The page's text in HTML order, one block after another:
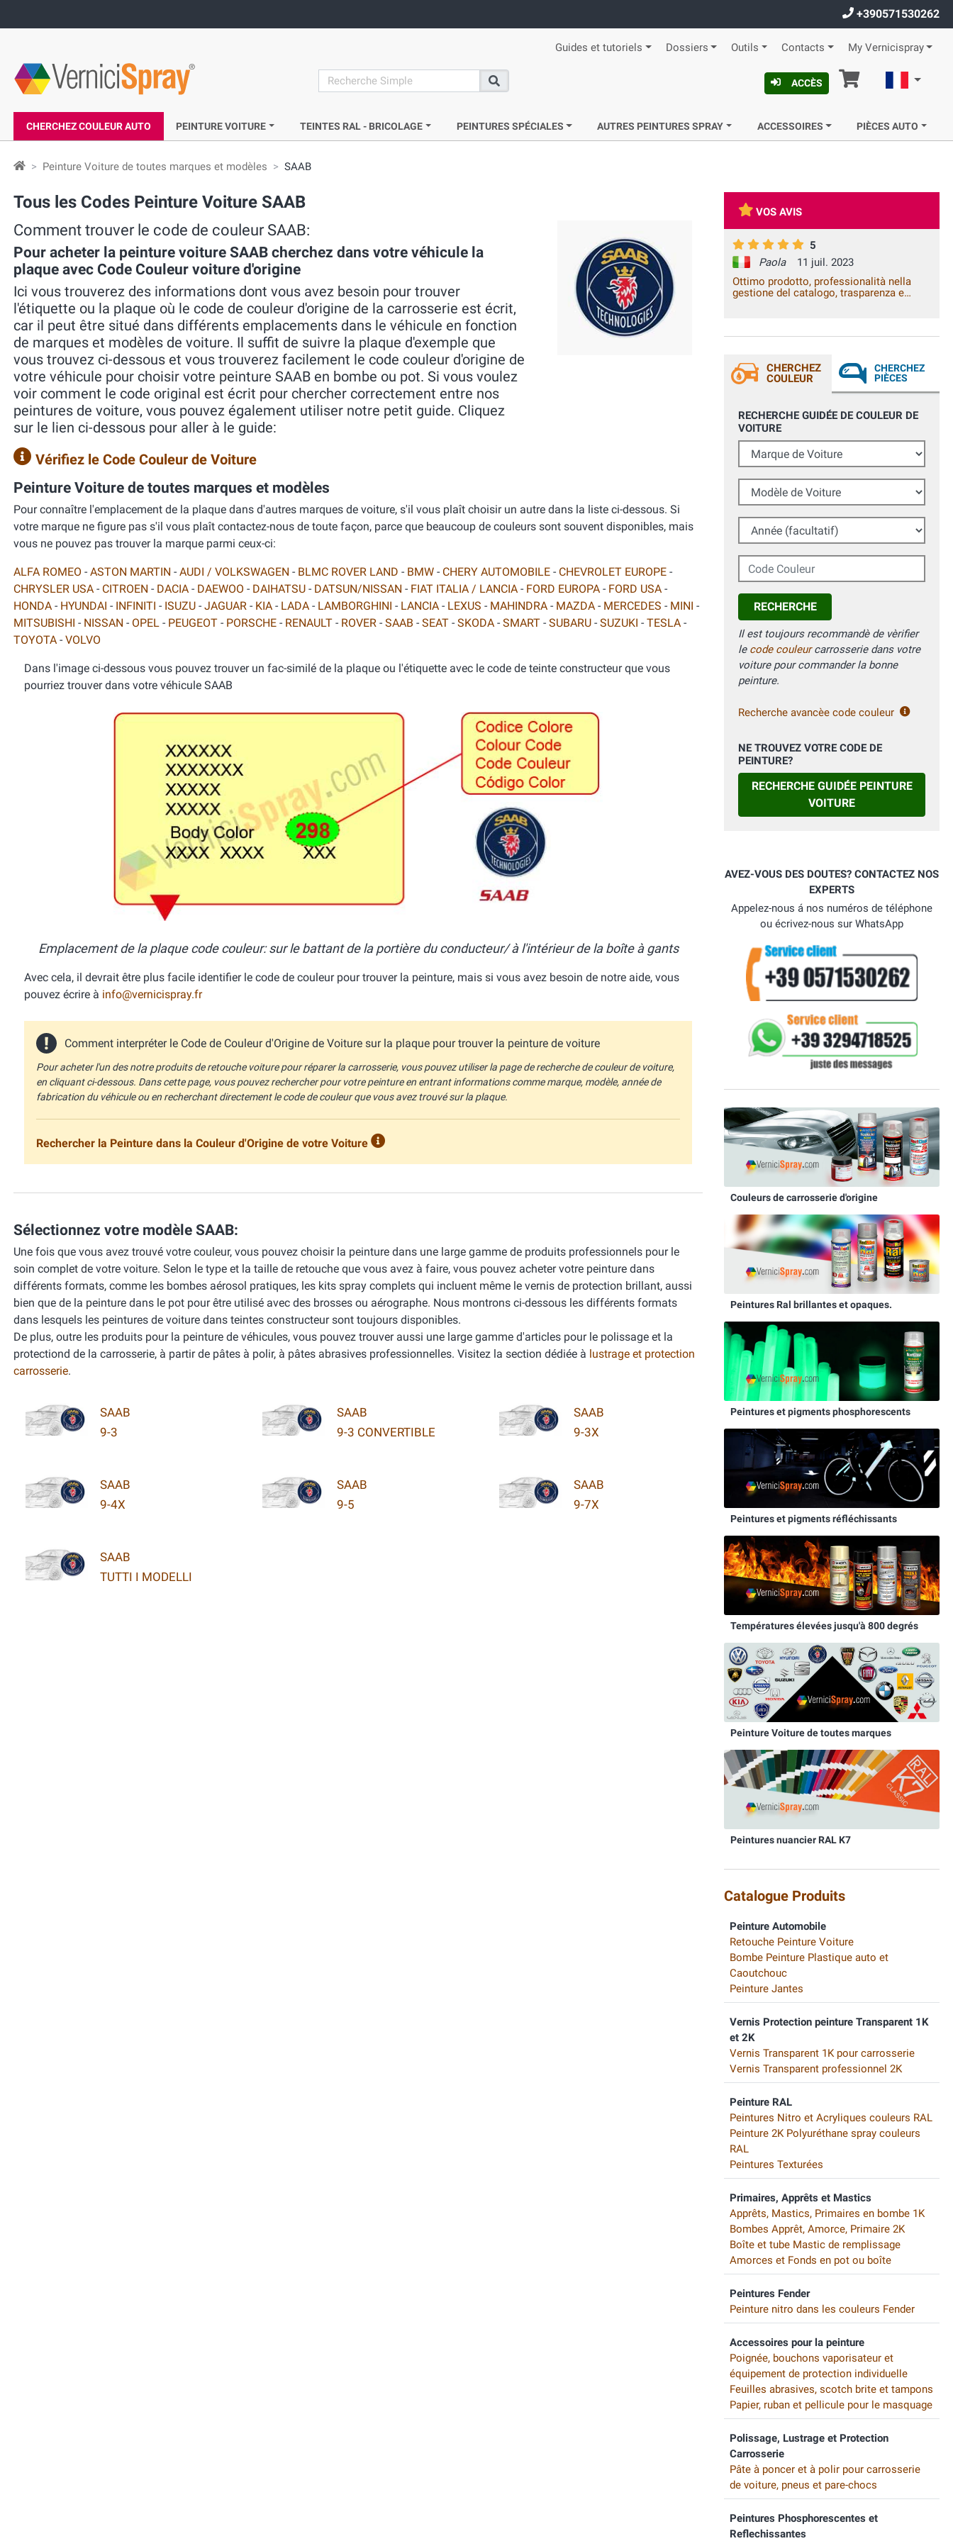
+390571530262
Guides et tutoriels Dossiers Outils Contacts My Vernicispray
search
Recherche
ACCÈS Panier
CHERCHEZ COULEUR AUTO PEINTURE VOITURE TEINTES RAL - BRICOLAGE PEINTURES SPÉCIALES AUTRES PEINTURES SPRAY ACCESSOIRES PIÈCES AUTO
Peinture Voiture de toutes marques et modèles SAAB
Tous les Codes Peinture Voiture SAAB
Comment trouver le code de couleur SAAB:
Pour acheter la peinture voiture SAAB cherchez dans votre véhicule la
plaque avec Code Couleur voiture d'origine
Ici vous trouverez des informations dont vous avez besoin pour trouver
l'étiquette ou la plaque où le code de couleur d'origine de la carrosserie est écrit,
car il peut être situé dans différents emplacements dans le véhicule en fonction
de marques et modèles de voiture. Il suffit de suivre la plaque d'exemple que
vous trouvez ci-dessous et vous trouverez facilement le code couleur d'origine de
votre véhicule pour choisir votre peinture SAAB en bombe ou pot. Si vous voulez
voir comment le code original est écrit pour chercher correctement entre nos
peintures de voiture, vous pouvez également utiliser notre petit guide. Cliquez
sur le lien ci-dessous pour aller à le guide:
Vérifiez le Code Couleur de Voiture
Peinture Voiture de toutes marques et modèles
Pour connaître l'emplacement de la plaque dans d'autres marques de voiture, s'il vous plaît choisir un autre dans la liste ci-dessous. Si
votre marque ne figure pas s'il vous plaît contactez-nous de toute façon, parce que beaucoup de couleurs sont souvent disponibles, mais
vous ne pouvez pas trouver la marque parmi ceux-ci:
ALFA ROMEO - ASTON MARTIN - AUDI / VOLKSWAGEN - BLMC ROVER LAND - BMW - CHERY AUTOMOBILE - CHEVROLET EUROPE -
CHRYSLER USA - CITROEN - DACIA - DAEWOO - DAIHATSU - DATSUN/NISSAN - FIAT ITALIA / LANCIA - FORD EUROPA - FORD USA -
HONDA - HYUNDAI - INFINITI - ISUZU - JAGUAR - KIA - LADA - LAMBORGHINI - LANCIA - LEXUS - MAHINDRA - MAZDA - MERCEDES - MINI -
MITSUBISHI - NISSAN - OPEL - PEUGEOT - PORSCHE - RENAULT - ROVER - SAAB - SEAT - SKODA - SMART - SUBARU - SUZUKI - TESLA -
TOYOTA - VOLVO
Dans l'image ci-dessous vous pouvez trouver un fac-similé de la plaque ou l'étiquette avec le code de teinte constructeur que vous
pourriez trouver dans votre véhicule SAAB
Emplacement de la plaque code couleur: sur le battant de la portière du conducteur/ à l'intérieur de la boîte à gants
Avec cela, il devrait être plus facile identifier le code de couleur pour trouver la peinture, mais si vous avez besoin de notre aide, vous
pouvez écrire à info@vernicispray.fr
Comment interpréter le Code de Couleur d'Origine de Voiture sur la plaque pour trouver la peinture de voiture
Pour acheter l'un des notre produits de retouche voiture pour réparer la carrosserie, vous pouvez utiliser la page de recherche de couleur de voiture,
en cliquant ci-dessous. Dans cette page, vous pouvez rechercher pour votre peinture en entrant informations comme marque, modèle, année de
fabrication du véhicule ou en recherchant directement le code de couleur que vous avez trouvé sur la plaque.
Rechercher la Peinture dans la Couleur d'Origine de votre Voiture
Sélectionnez votre modèle SAAB:
Une fois que vous avez trouvé votre couleur, vous pouvez choisir la peinture dans une large gamme de produits professionnels pour le
soin complet de votre voiture. Selon le type et la taille de retouche que vous avez à faire, vous pouvez acheter votre peinture dans
différents formats, comme les bombes aérosol pratiques, les kits spray complets qui incluent même le vernis de protection brillant, aussi
bien que de la peinture dans le pot pour être utilisé avec des brosses ou aérographe. Nous montrons ci-dessous les différents formats
dans lesquels les peintures de voiture dans teintes constructeur sont toujours disponibles.
De plus, outre les produits pour la peinture de véhicules, vous pouvez trouver aussi une large gamme d'articles pour le polissage et la
protectiond de la carrosserie, à partir de pâtes à polir, à pâtes abrasives professionnelles. Visitez la section dédiée à lustrage et protection
carrosserie.
SAAB
9-3
SAAB
9-3 CONVERTIBLE
SAAB
9-3X
SAAB
9-4X
SAAB
9-5
SAAB
9-7X
SAAB
TUTTI I MODELLI
VOS AVIS
5
Paola
11 juil. 2023
Ottimo prodotto, professionalità nella
gestione del catalogo, trasparenza e
CHERCHEZ
COULEUR
CHERCHEZ
PIÈCES
RECHERCHE GUIDÉE DE COULEUR DE
VOITURE
Marque de Voiture
Modèle de Voiture
Année (facultatif)
Code Couleur
RECHERCHE
Il est toujours recommandè de vèrifier
le code couleurcarrosserie dans votre
voiture pour commander la bonne
peinture.
Recherche avancèe code couleur
NE TROUVEZ VOTRE CODE DE
PEINTURE?
RECHERCHE GUIDÉE PEINTURE
VOITURE
AVEZ-VOUS DES DOUTES? CONTACTEZ NOS
EXPERTS
Appelez-nous á nos numéros de téléphone
ou écrivez-nous sur WhatsApp
Couleurs de carrosserie d'origine
Peintures Ral brillantes et opaques.
Peintures et pigments phosphorescents
Peintures et pigments réfléchissants
Températures élevées jusqu'à 800 degrés
Peinture Voiture de toutes marques
Peintures nuancier RAL K7
Catalogue Produits
Peinture Automobile
Retouche Peinture Voiture
Bombe Peinture Plastique auto et
Caoutchouc
Peinture Jantes
Vernis Protection peinture Transparent 1K
et 2K
Vernis Transparent 1K pour carrosserie
Vernis Transparent professionnel 2K
Peinture RAL
Peintures Nitro et Acryliques couleurs RAL
Peinture 2K Polyuréthane spray couleurs
RAL
Peintures Texturées
Primaires, Apprêts et Mastics
Apprêts, Mastics, Primaires en bombe 1K
Bombes Apprêt, Amorce, Primaire 2K
Boîte et tube Mastic de remplissage
Amorces et Fonds en pot ou boîte
Peintures Fender
Peinture nitro dans les couleurs Fender
Accessoires pour la peinture
Poignée, bouchons vaporisateur et
équipement de protection individuelle
Feuilles abrasives, scotch brite et tampons
Papier, ruban et pellicule pour le masquage
Polissage, Lustrage et Protection
Carrosserie
Pâte à poncer et à polir pour carrosserie
de voiture, pneus et pare-chocs
Peintures Phosphorescentes et
Reflechissantes